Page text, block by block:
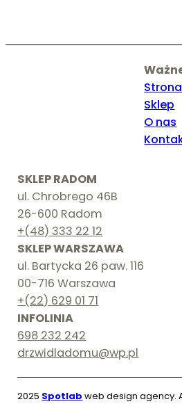
SKLEP RADOM
ul. Chrobrego 46B
26-600 Radom
+(48) 333 22 12
SKLEP WARSZAWA
ul. Bartycka 26 paw. 116
00-716 Warszawa
+(22) 629 01 71
INFOLINIA
698 232 242
drzwidladomu@wp.pl
Sklep
O nas
2025 Spotlab web design agency.